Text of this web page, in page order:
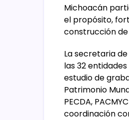
Michoacán
el propósito,
construcción de
La secretaria
las 32
estudio de
Patrimonio
PECDA,
coordinación